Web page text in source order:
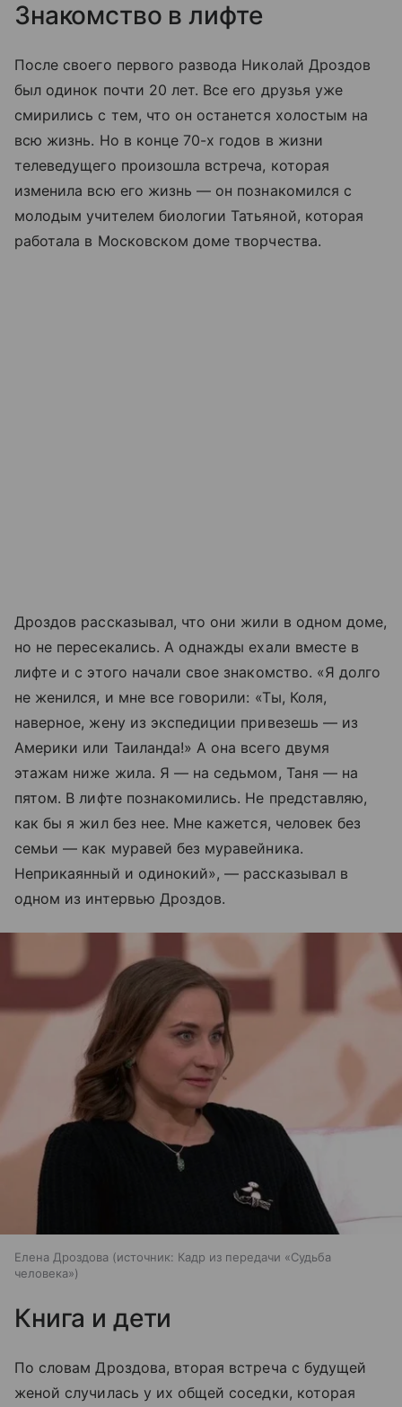
Знакомство в лифте
После своего первого развода Николай Дроздов
был одинок почти 20 лет. Все его друзья уже
смирились с тем, что он останется холостым на
всю жизнь. Но в конце 70-х годов в жизни
телеведущего произошла встреча, которая
изменила всю его жизнь — он познакомился с
молодым учителем биологии Татьяной, которая
работала в Московском доме творчества.
Дроздов рассказывал, что они жили в одном доме,
но не пересекались. А однажды ехали вместе в
лифте и с этого начали свое знакомство. «Я долго
не женился, и мне все говорили: «Ты, Коля,
наверное, жену из экспедиции привезешь — из
Америки или Таиланда!» А она всего двумя
этажам ниже жила. Я — на седьмом, Таня — на
пятом. В лифте познакомились. Не представляю,
как бы я жил без нее. Мне кажется, человек без
семьи — как муравей без муравейника.
Неприкаянный и одинокий», — рассказывал в
одном из интервью Дроздов.
Елена Дроздова источник: Кадр из передачи «Судьба
человека»
Книга и дети
По словам Дроздова, вторая встреча с будущей
женой случилась у их общей соседки, которая